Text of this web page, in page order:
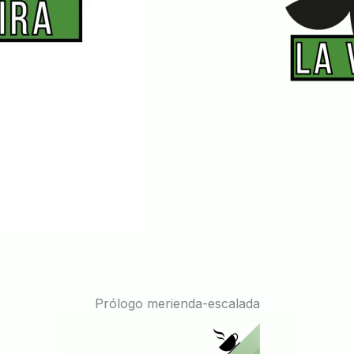
Prólogo merienda-escalada